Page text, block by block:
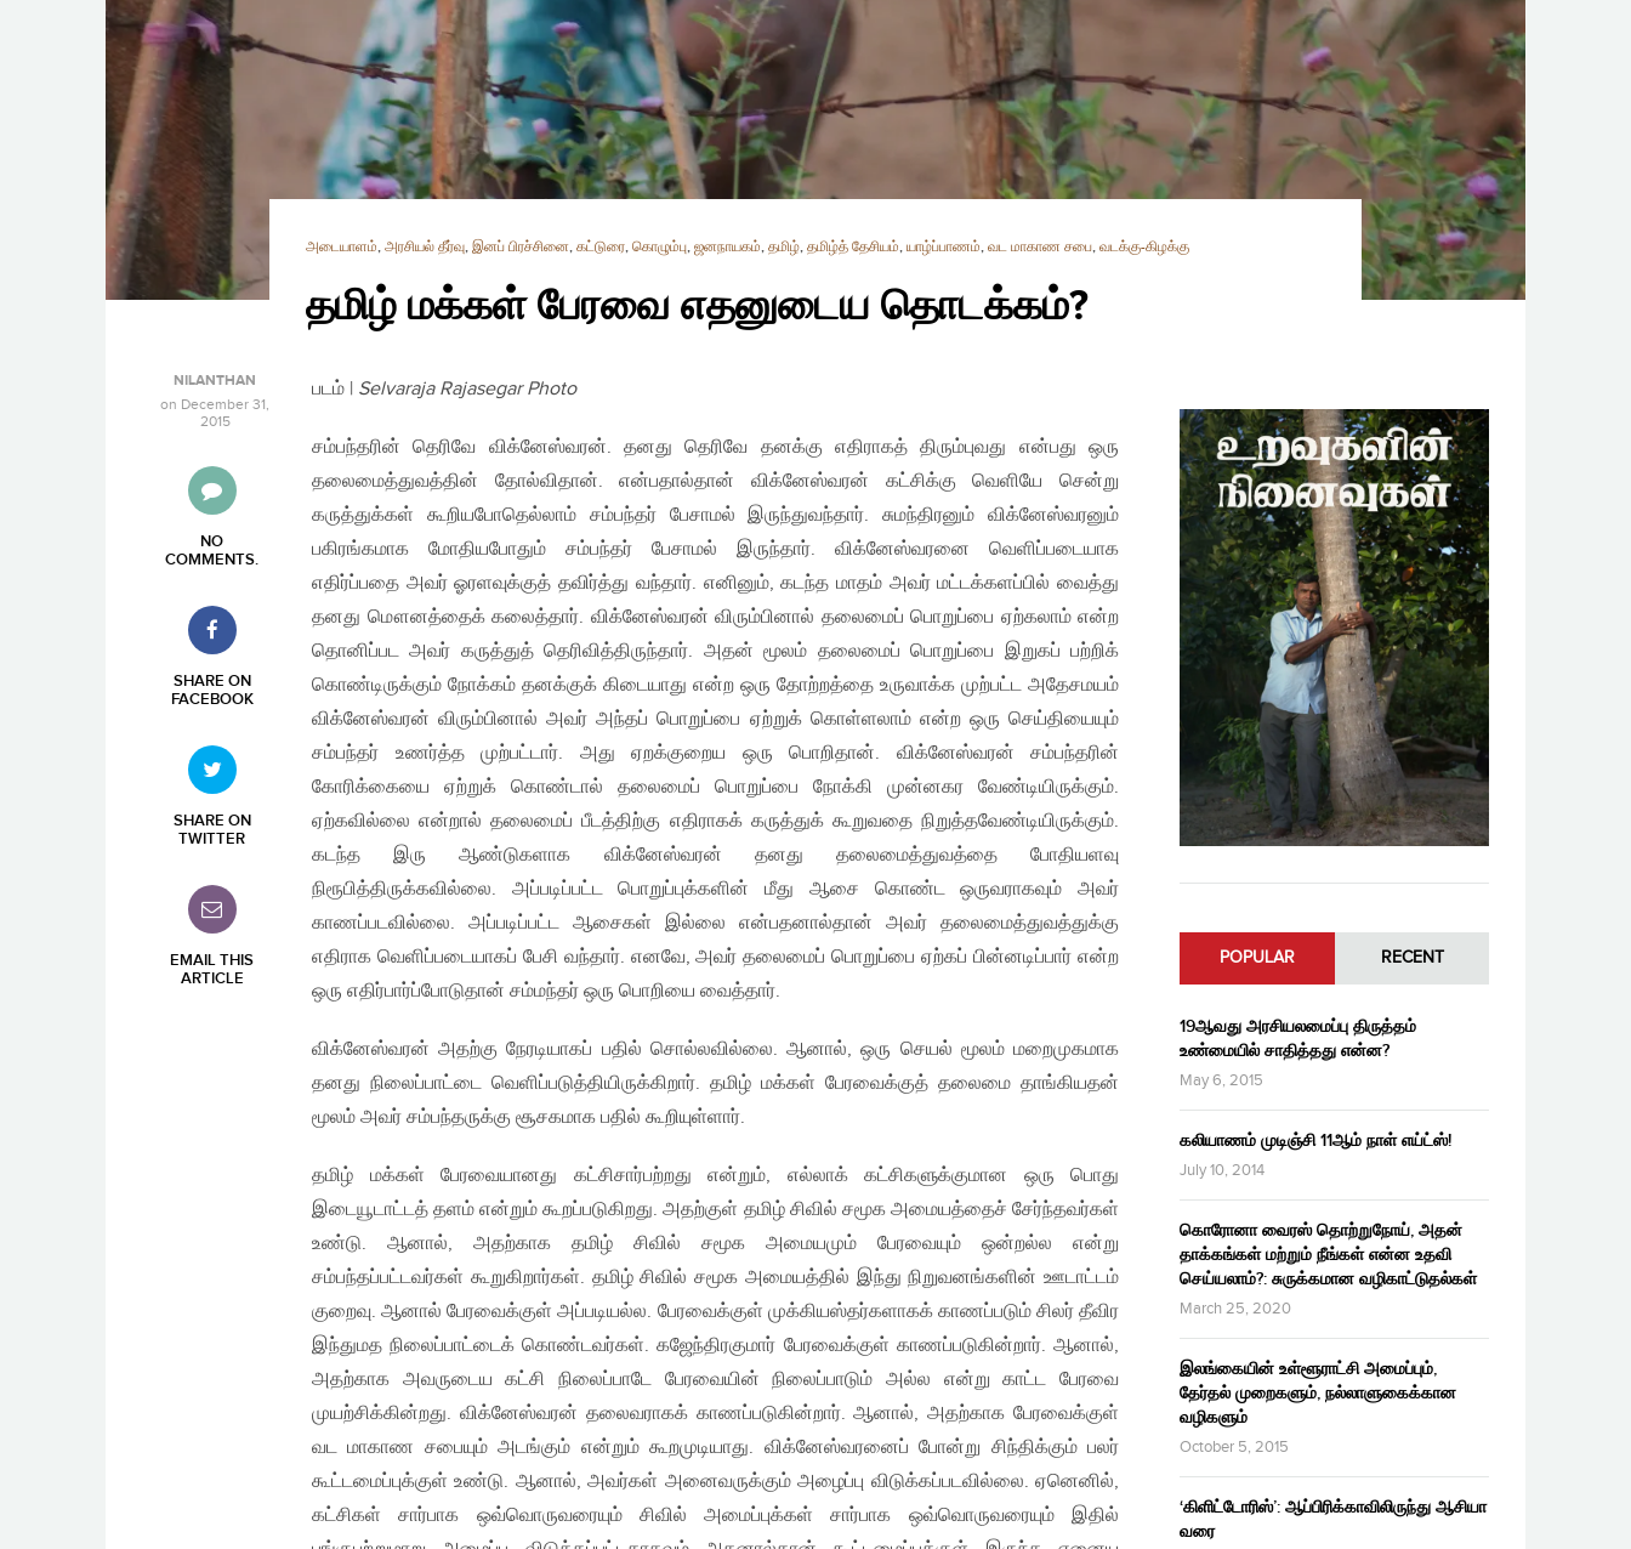
அடையாளம், அரசியல் தீர்வு, இனப் பிரச்சினை, கட்டுரை, கொழும்பு, ஜனநாயகம், தமிழ், தமிழ்த் தேசியம், யாழ்ப்பாணம், வட மாகாண சபை, வடக்கு-கிழக்கு
தமிழ் மக்கள் பேரவை எதனுடைய தொடக்கம்?
NILANTHAN
on December 31,
2015
NO
COMMENTS.
SHARE ON
FACEBOOK
SHARE ON
TWITTER
EMAIL THIS
ARTICLE
படம் | Selvaraja Rajasegar Photo
சம்பந்தரின் தெரிவே விக்னேஸ்வரன். தனது தெரிவே தனக்கு எதிராகத் திரும்புவது என்பது ஒரு
தலைமைத்துவத்தின் தோல்விதான். என்பதால்தான் விக்னேஸ்வரன் கட்சிக்கு வெளியே சென்று
கருத்துக்கள் கூறியபோதெல்லாம் சம்பந்தர் பேசாமல் இருந்துவந்தார். சுமந்திரனும் விக்னேஸ்வரனும்
பகிரங்கமாக மோதியபோதும் சம்பந்தர் பேசாமல் இருந்தார். விக்னேஸ்வரனை வெளிப்படையாக
எதிர்ப்பதை அவர் ஓரளவுக்குத் தவிர்த்து வந்தார். எனினும், கடந்த மாதம் அவர் மட்டக்களப்பில் வைத்து
தனது மௌனத்தைக் கலைத்தார். விக்னேஸ்வரன் விரும்பினால் தலைமைப் பொறுப்பை ஏற்கலாம் என்ற
தொனிப்பட அவர் கருத்துத் தெரிவித்திருந்தார். அதன் மூலம் தலைமைப் பொறுப்பை இறுகப் பற்றிக்
கொண்டிருக்கும் நோக்கம் தனக்குக் கிடையாது என்ற ஒரு தோற்றத்தை உருவாக்க முற்பட்ட அதேசமயம்
விக்னேஸ்வரன் விரும்பினால் அவர் அந்தப் பொறுப்பை ஏற்றுக் கொள்ளலாம் என்ற ஒரு செய்தியையும்
சம்பந்தர் உணர்த்த முற்பட்டார். அது ஏறக்குறைய ஒரு பொறிதான். விக்னேஸ்வரன் சம்பந்தரின்
கோரிக்கையை ஏற்றுக் கொண்டால் தலைமைப் பொறுப்பை நோக்கி முன்னகர வேண்டியிருக்கும்.
ஏற்கவில்லை என்றால் தலைமைப் பீடத்திற்கு எதிராகக் கருத்துக் கூறுவதை நிறுத்தவேண்டியிருக்கும்.
கடந்த இரு ஆண்டுகளாக விக்னேஸ்வரன் தனது தலைமைத்துவத்தை போதியளவு
நிரூபித்திருக்கவில்லை. அப்படிப்பட்ட பொறுப்புக்களின் மீது ஆசை கொண்ட ஒருவராகவும் அவர்
காணப்படவில்லை. அப்படிப்பட்ட ஆசைகள் இல்லை என்பதனால்தான் அவர் தலைமைத்துவத்துக்கு
எதிராக வெளிப்படையாகப் பேசி வந்தார். எனவே, அவர் தலைமைப் பொறுப்பை ஏற்கப் பின்னடிப்பார் என்ற
ஒரு எதிர்பார்ப்போடுதான் சம்மந்தர் ஒரு பொறியை வைத்தார்.
விக்னேஸ்வரன் அதற்கு நேரடியாகப் பதில் சொல்லவில்லை. ஆனால், ஒரு செயல் மூலம் மறைமுகமாக
தனது நிலைப்பாட்டை வெளிப்படுத்தியிருக்கிறார். தமிழ் மக்கள் பேரவைக்குத் தலைமை தாங்கியதன்
மூலம் அவர் சம்பந்தருக்கு சூசகமாக பதில் கூறியுள்ளார்.
தமிழ் மக்கள் பேரவையானது கட்சிசார்பற்றது என்றும், எல்லாக் கட்சிகளுக்குமான ஒரு பொது
இடையூடாட்டத் தளம் என்றும் கூறப்படுகிறது. அதற்குள் தமிழ் சிவில் சமூக அமையத்தைச் சேர்ந்தவர்கள்
உண்டு. ஆனால், அதற்காக தமிழ் சிவில் சமூக அமையமும் பேரவையும் ஒன்றல்ல என்று
சம்பந்தப்பட்டவர்கள் கூறுகிறார்கள். தமிழ் சிவில் சமூக அமையத்தில் இந்து நிறுவனங்களின் ஊடாட்டம்
குறைவு. ஆனால் பேரவைக்குள் அப்படியல்ல. பேரவைக்குள் முக்கியஸ்தர்களாகக் காணப்படும் சிலர் தீவிர
இந்துமத நிலைப்பாட்டைக் கொண்டவர்கள். கஜேந்திரகுமார் பேரவைக்குள் காணப்படுகின்றார். ஆனால்,
அதற்காக அவருடைய கட்சி நிலைப்பாடே பேரவையின் நிலைப்பாடும் அல்ல என்று காட்ட பேரவை
முயற்சிக்கின்றது. விக்னேஸ்வரன் தலைவராகக் காணப்படுகின்றார். ஆனால், அதற்காக பேரவைக்குள்
வட மாகாண சபையும் அடங்கும் என்றும் கூறமுடியாது. விக்னேஸ்வரனைப் போன்று சிந்திக்கும் பலர்
கூட்டமைப்புக்குள் உண்டு. ஆனால், அவர்கள் அனைவருக்கும் அழைப்பு விடுக்கப்படவில்லை. ஏனெனில்,
கட்சிகள் சார்பாக ஒவ்வொருவரையும் சிவில் அமைப்புக்கள் சார்பாக ஒவ்வொருவரையும் இதில்
POPULAR RECENT
19ஆவது அரசியலமைப்பு திருத்தம்
உண்மையில் சாதித்தது என்ன?
May 6, 2015
கலியாணம் முடிஞ்சி 11ஆம் நாள் எய்ட்ஸ்!
July 10, 2014
கொரோனா வைரஸ் தொற்றுநோய், அதன்
தாக்கங்கள் மற்றும் நீங்கள் என்ன உதவி
செய்யலாம்?: சுருக்கமான வழிகாட்டுதல்கள்
March 25, 2020
இலங்கையின் உள்ளூராட்சி அமைப்பும்,
தேர்தல் முறைகளும், நல்லாளுகைக்கான
வழிகளும்
October 5, 2015
‘கிளிட்டோரிஸ்’: ஆப்பிரிக்காவிலிருந்து ஆசியா
வரை